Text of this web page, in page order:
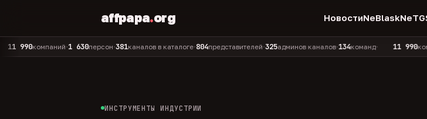
affpapa.org НовостиNeBlask
компаний•1 630персон•381каналов в каталоге•804представителей•325админов каналов•134команд• 11 990 компаний•
ИНСТРУМЕНТЫ ИНДУСТРИИ